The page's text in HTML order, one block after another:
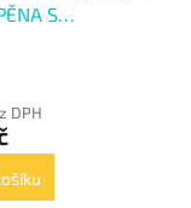
S
DPH